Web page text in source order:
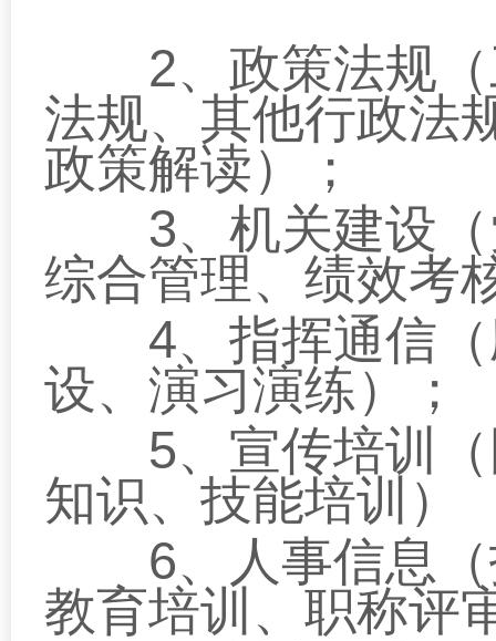
2、政策法规
法规、其他行政法
政策解读）；
3、机关建设
综合管理、绩效考
4、指挥通信
设、演习演练）；
5、宣传培训
知识、技能培训）
6、人事信息
教育培训、职称评